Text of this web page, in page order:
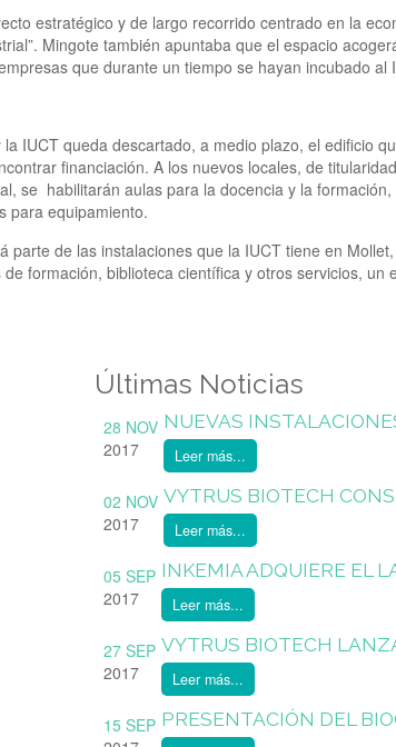
estratégico y de largo recorrido centrado en la
Mingote también apuntaba que el espacio
que durante un tiempo se hayan incubado
IUCT queda descartado, a medio plazo, el edificio
financiación. A los nuevos locales, de
se habilitarán aulas para la docencia y la
para equipamiento.
de las instalaciones que la IUCT tiene en
formación, biblioteca científica y otros servicios,
Últimas Noticias
28 NOV
2017
NUEVAS
Leer más...
02 NOV
2017
VYTRUS BIOTECH
Leer más...
05 SEP
2017
INKEMIA ADQUIERE EL
Leer más...
27 SEP
2017
VYTRUS BIOTECH
Leer más...
15 SEP PRESENTACIÓN DEL